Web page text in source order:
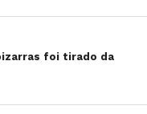
foi tirado da